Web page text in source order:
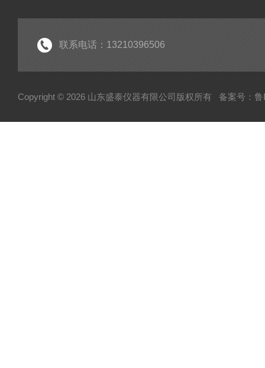
联系电话：13210396506
Copyright © 2026 山东盛泰仪器有限公司版权所有 备案号：